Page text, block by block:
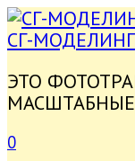
ПЕРЕЙТИ
К
СГ-МОДЕЛИНГ
ЭТО
0